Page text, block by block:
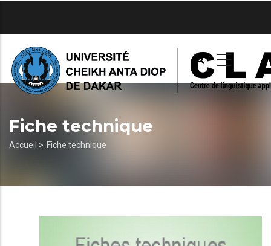
principal
Fiche technique
Fil
Accueil > Fiche technique